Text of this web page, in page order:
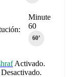
Minute
60
60‎’‎
Activado.
Desactivado.